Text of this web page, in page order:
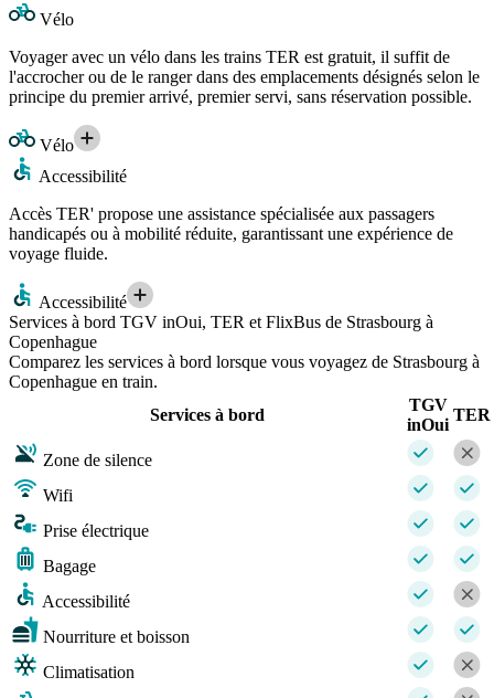
Vélo
Voyager avec un vélo dans les trains TER est gratuit, il suffit de
l'accrocher ou de le ranger dans des emplacements désignés selon le
principe du premier arrivé, premier servi, sans réservation possible.
Vélo
Accessibilité
Accès TER' propose une assistance spécialisée aux passagers
handicapés ou à mobilité réduite, garantissant une expérience de
voyage fluide.
Accessibilité
Services à bord TGV inOui, TER et FlixBus de Strasbourg à
Copenhague
Comparez les services à bord lorsque vous voyagez de Strasbourg à
Copenhague en train.
Services à bord
TGV
inOui
TER
Zone de silence
Wifi
Prise électrique
Bagage
Accessibilité
Nourriture et boisson
Climatisation